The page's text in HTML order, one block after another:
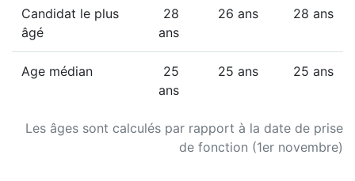
Les âges sont calculés par rapport à la date de prise
de fonction (1er novembre)
Candidat le plus
âgé
28
ans
26 ans 28 ans
Age médian
25
ans
25 ans 25 ans